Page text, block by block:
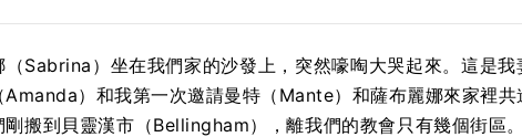
（Sabrina）坐在我們家的沙發上，突然嚎啕大哭起來。這是我
Amanda）和我第一次邀請曼特（Mante）和薩布麗娜來家裡共
剛搬到貝靈漢市（Bellingham），離我們的教會只有幾個街區